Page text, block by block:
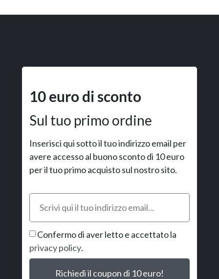
10 euro di sconto
Sul tuo primo ordine
Inserisci qui sotto il tuo indirizzo email per
avere accesso al buono sconto di 10 euro
per il tuo primo acquisto sul nostro sito.
Confermo di aver letto e accettato la
privacy policy.
Richiedi il coupon di 10 euro!